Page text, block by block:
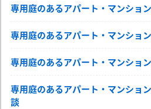
専用庭のあるアパート・マンショ
専用庭のあるアパート・マンショ
専用庭のあるアパート・マンショ
専用庭のあるアパート・マンショ
談